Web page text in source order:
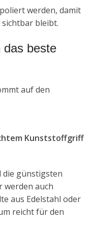
werden, damit
bleibt.
das beste
auf den
Kunststoffgriff
die günstigsten
werden auch
aus Edelstahl oder
reicht für den